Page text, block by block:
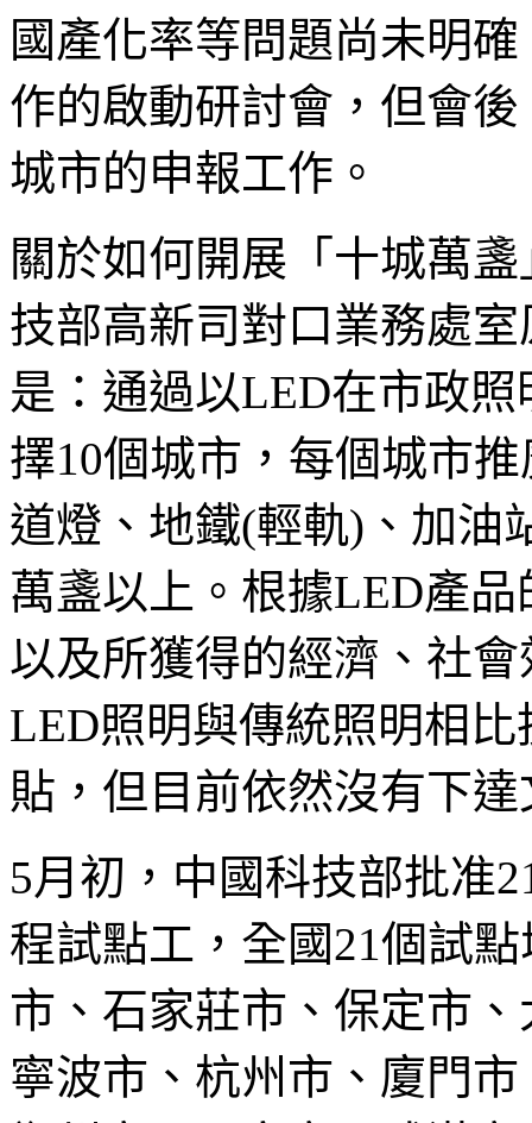
國產化率等問題尚未明
作的啟動研討會，但會
城市的申報工作。
關於如何開展「十城萬
技部高新司對口業務處
是：通過以LED在市政
擇10個城市，每個城市
道燈、地鐵(輕軌)、加油
萬盞以上。根據LED產
以及所獲得的經濟、社
LED照明與傳統照明相
貼，但目前依然沒有下
5月初，中國科技部批准
程試點工，全國21個試
市、石家莊市、保定市
寧波市、杭州市、廈門